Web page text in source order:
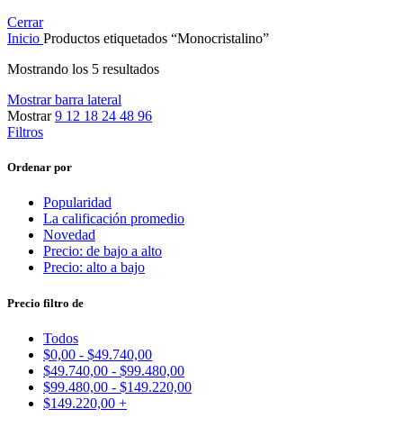
Cerrar
Inicio Productos etiquetados “Monocristalino”
Mostrando los 5 resultados
Mostrar barra lateral
Mostrar9 12 18 24 48 96
Filtros
Ordenar por
Popularidad
La calificación promedio
Novedad
Precio: de bajo a alto
Precio: alto a bajo
Precio filtro de
Todos
$0,00 - $49.740,00
$49.740,00 - $99.480,00
$99.480,00 - $149.220,00
$149.220,00 +